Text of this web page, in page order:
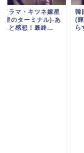
ドラマ・キツネ嫁星
星のターミナル)-あ
じと感想！最終...
韓
(
ら